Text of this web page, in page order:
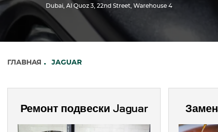
Dubai, Al Quoz 3, 22nd Street, Warehouse 4
ГЛАВНАЯ JAGUAR
Ремонт подвески Jaguar